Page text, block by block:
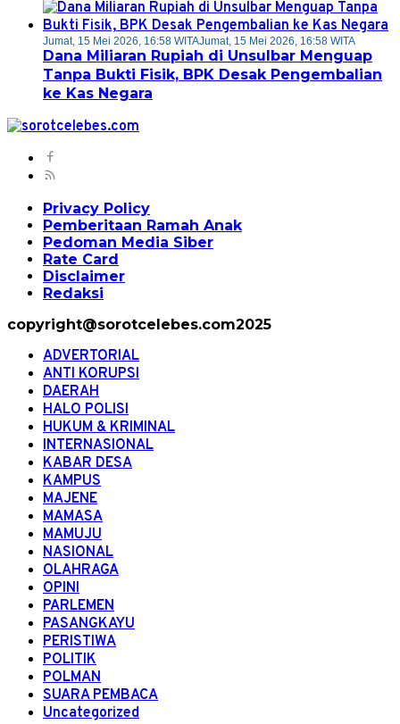
Jumat, 15 Mei 2026, 16:58 WITAJumat, 15 Mei 2026, 16:58 WITA
Dana Miliaran Rupiah di Unsulbar Menguap
Tanpa Bukti Fisik, BPK Desak Pengembalian
ke Kas Negara
Privacy Policy
Pemberitaan Ramah Anak
Pedoman Media Siber
Rate Card
Disclaimer
Redaksi
copyright@sorotcelebes.com2025
ADVERTORIAL
ANTI KORUPSI
DAERAH
HALO POLISI
HUKUM & KRIMINAL
INTERNASIONAL
KABAR DESA
KAMPUS
MAJENE
MAMASA
MAMUJU
NASIONAL
OLAHRAGA
OPINI
PARLEMEN
PASANGKAYU
PERISTIWA
POLITIK
POLMAN
SUARA PEMBACA
Uncategorized